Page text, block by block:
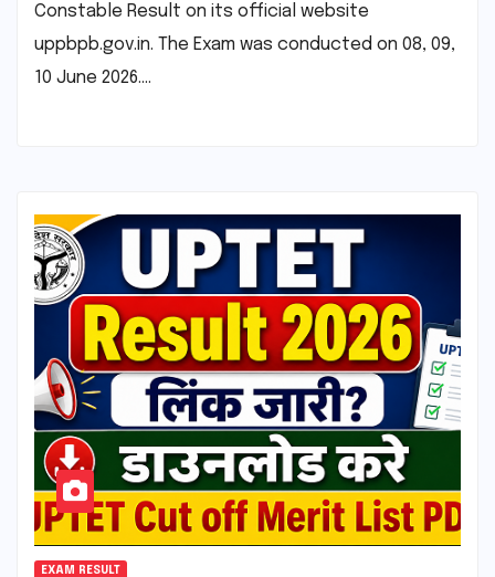
Constable Result on its official website
uppbpb.gov.in. The Exam was conducted on 08, 09,
10 June 2026.…
EXAM RESULT